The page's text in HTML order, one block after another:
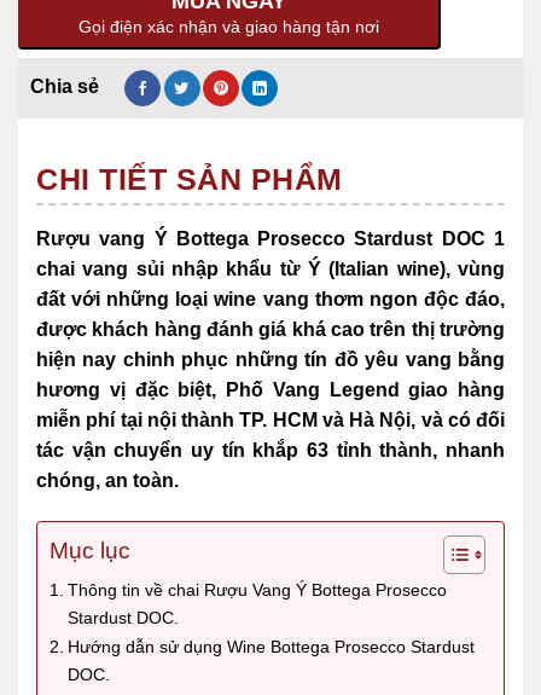
Gọi điện xác nhận và giao hàng tận nơi
CHI TIẾT SẢN PHẨM
Rượu vang Ý Bottega Prosecco Stardust DOC 1
chai vang sủi nhập khẩu từ Ý (Italian wine),vùng
đất với những loại wine vang thơm ngon độc đáo,
được khách hàng đánh giá khá cao trên thị trường
hiện nay chinh phục những tín đồ yêu vang bằng
hương vị đặc biệt, Phố Vang Legend giao hàng
miễn phí tại nội thành TP. HCM và Hà Nội, và có đối
tác vận chuyển uy tín khắp 63 tỉnh thành, nhanh
chóng, an toàn.
Mục lục
Thông tin về chai Rượu Vang Ý Bottega Prosecco
Stardust DOC.
Hướng dẫn sử dụng Wine Bottega Prosecco Stardust
DOC.